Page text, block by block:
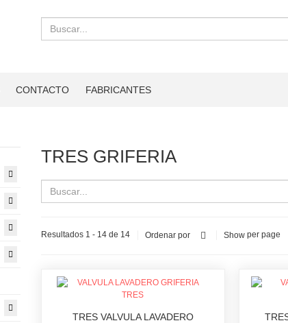
CONTACTO FABRICANTES
TRES GRIFERIA
Resultados 1 - 14 de 14 Ordenar por Show per page
TRES VALVULA LAVADERO